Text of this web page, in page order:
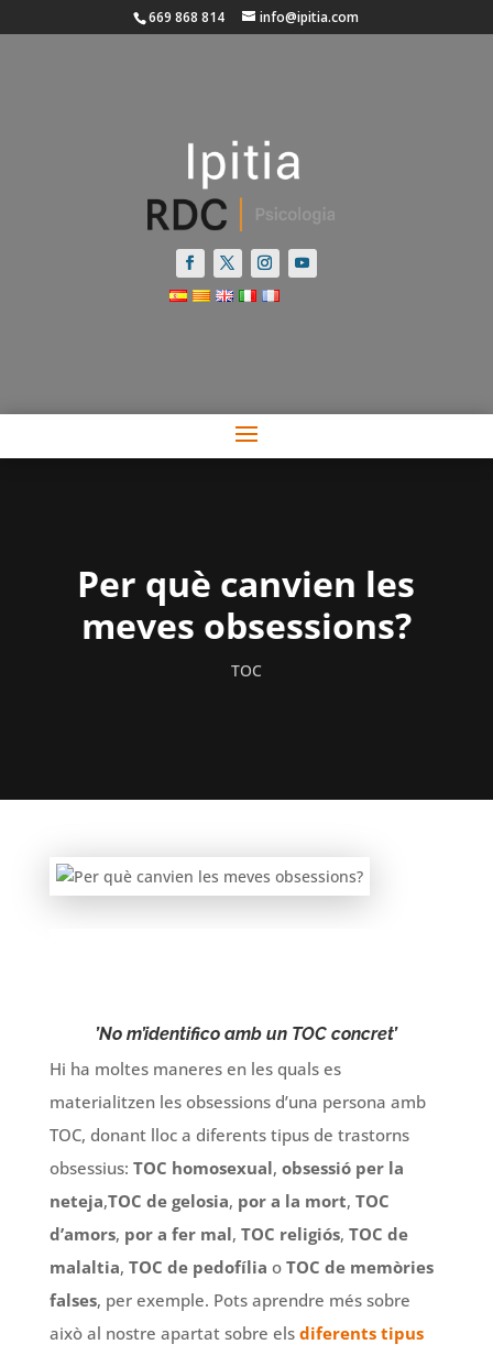
669 868 814 info@ipitia.com
Per què canvien les
meves obsessions?
TOC
’No m’identifico amb un TOC concret’
Hi ha moltes maneres en les quals es
materialitzen les obsessions d’una persona amb
TOC, donant lloc a diferents tipus de trastorns
obsessius: TOC homosexual, obsessió per la
neteja,TOC de gelosia, por a la mort, TOC
d’amors, por a fer mal, TOC religiós, TOC de
malaltia, TOC de pedofília o TOC de memòries
falses, per exemple. Pots aprendre més sobre
això al nostre apartat sobre els diferents tipus